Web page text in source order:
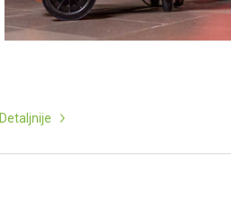
Detaljnije